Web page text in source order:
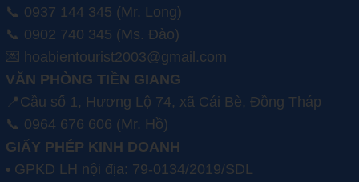
📞 0937 144 345 (Mr. Long)
📞 0902 740 345 (Ms. Đào)
💌 hoabientourist2003@gmail.com
VĂN PHÒNG TIỀN GIANG
📍Cầu số 1, Hương Lộ 74, xã Cái Bè, Đồng Tháp
📞 0964 676 606 (Mr. Hồ)
GIẤY PHÉP KINH DOANH
• GPKD LH nội địa: 79-0134/2019/SDL